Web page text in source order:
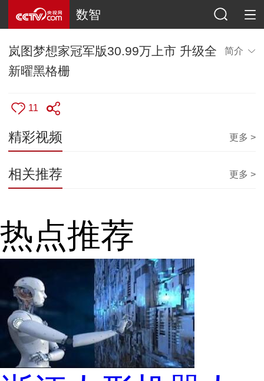
数智
岚图梦想家冠军版30.99万上市 升级全
新曜黑格栅
简介
11
精彩视频 更多 >
相关推荐 更多 >
热点推荐